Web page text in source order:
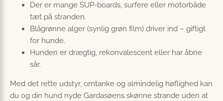
Der er mange SUP-boards, surfere eller motorbåde
tæt på stranden.
Blågrønne alger (synlig grøn film) driver ind – giftigt
for hunde.
Hunden er drægtig, rekonvalescent eller har åbne
sår.
Med det rette udstyr, omtanke og almindelig høflighed kan
du og din hund nyde Gardasøens skønne strande uden at